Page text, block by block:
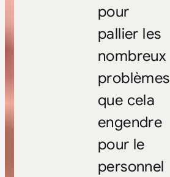
pour
pallier les
nombreux
problèmes
que cela
engendre
pour le
personnel